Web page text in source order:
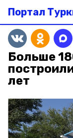
Портал
Больше
лет